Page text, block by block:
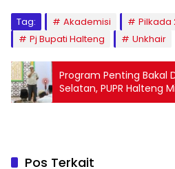
Tag: Akademisi
Pilkada
Pj Bupati Halteng
Unkhair
Program Penting Bakal
Selatan, PUPR Halteng
Stakeholder
Pos Terkait